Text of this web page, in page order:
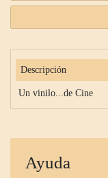
Descripción
Un vinilo...de Cine
Ayuda